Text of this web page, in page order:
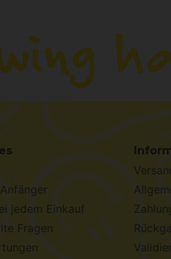
jedem Einkauf
Fragen